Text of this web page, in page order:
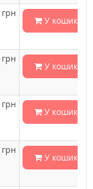
грн
У кошик
грн
У кошик
грн
У кошик
грн
У кошик